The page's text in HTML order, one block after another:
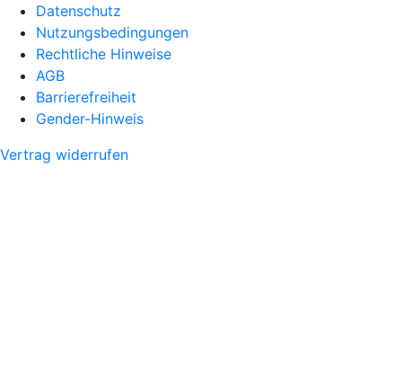
Datenschutz
Nutzungsbedingungen
Rechtliche Hinweise
AGB
Barrierefreiheit
Gender-Hinweis
Vertrag widerrufen